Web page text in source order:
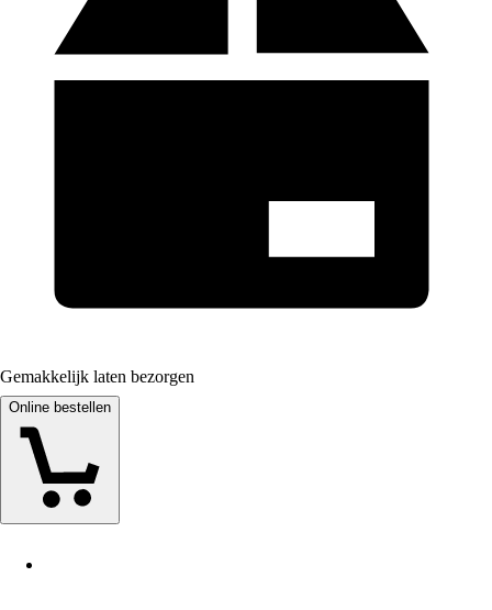
Gemakkelijk laten bezorgen
Online bestellen